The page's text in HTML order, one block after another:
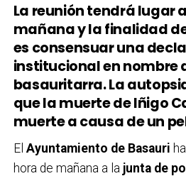
La reunión tendrá lugar
mañana y la finalidad
es consensuar una
institucional en nombre
basauritarra. La
que la muerte de Iñigo
muerte a causa de un
El Ayuntamiento de Basauri
hora de mañana a la junta de